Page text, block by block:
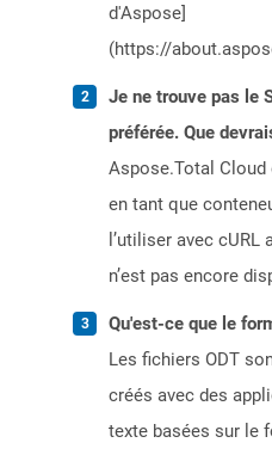
d'Aspose]
(https://
Je ne trouve pas le
préférée. Que
Aspose.Total
en tant que
l’utiliser avec
n’est pas encore
Qu'est-ce que le
Les fichiers ODT
créés avec des
texte basées sur le